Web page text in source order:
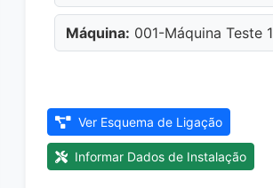
Máquina: 001-Máquina Teste 1
Ver Esquema de Ligação
Informar Dados de Instalação